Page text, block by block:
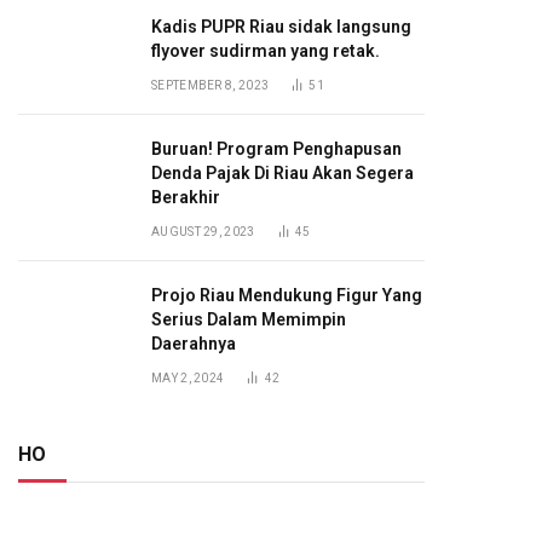
Kadis PUPR Riau sidak langsung
flyover sudirman yang retak.
SEPTEMBER 8, 2023 51
Buruan! Program Penghapusan
Denda Pajak Di Riau Akan Segera
Berakhir
AUGUST 29, 2023 45
Projo Riau Mendukung Figur Yang
Serius Dalam Memimpin
Daerahnya
MAY 2, 2024 42
HO